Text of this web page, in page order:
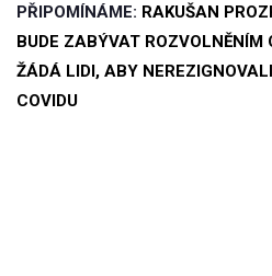
PŘIPOMÍNÁME: RAKUŠAN
BUDE ZABÝVAT ROZVOLNĚNÍM
ŽÁDÁ LIDI, ABY
COVIDU